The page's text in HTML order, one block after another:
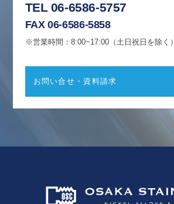
TEL 06-6586-5757
FAX 06-6586-5858
※営業時間：8:00~17:00（土日祝日を除く）
お問い合せ・資料請求